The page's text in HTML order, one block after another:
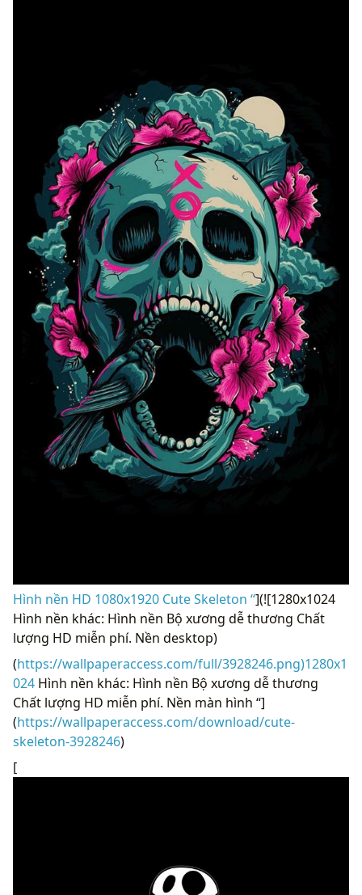
Hình nền HD 1080x1920 Cute Skeleton “](![1280x1024
Hình nền khác: Hình nền Bộ xương dễ thương Chất
lượng HD miễn phí. Nền desktop)
(https://wallpaperaccess.com/full/3928246.png)1280x1
024 Hình nền khác: Hình nền Bộ xương dễ thương
Chất lượng HD miễn phí. Nền màn hình “]
(https://wallpaperaccess.com/download/cute-
skeleton-3928246)
[